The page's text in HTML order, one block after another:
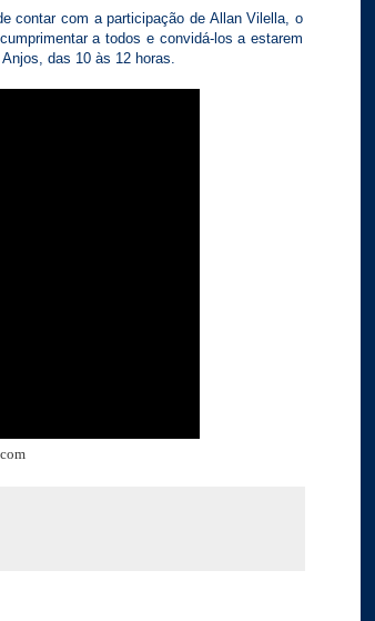
contar com a participação de Allan Vilella, o
a todos e convidá-los a estarem
das 10 às 12 horas.